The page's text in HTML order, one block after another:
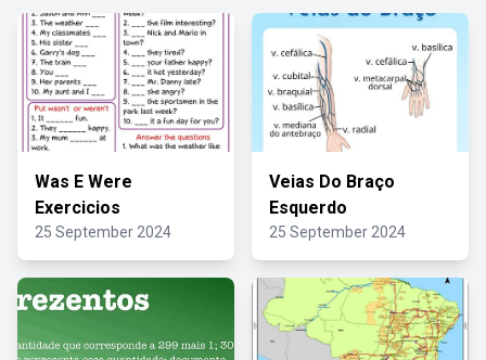
Was E Were
Exercicios
25 September 2024
Veias Do Braço
Esquerdo
25 September 2024